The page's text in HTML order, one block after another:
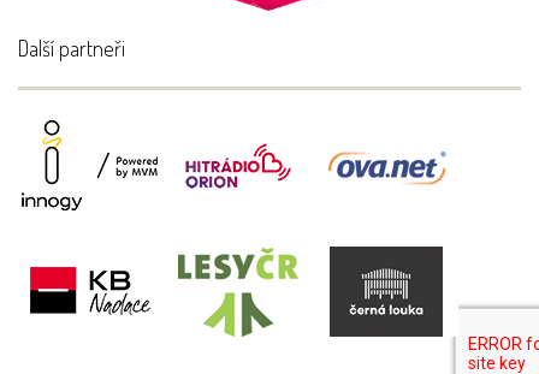
Další partneři